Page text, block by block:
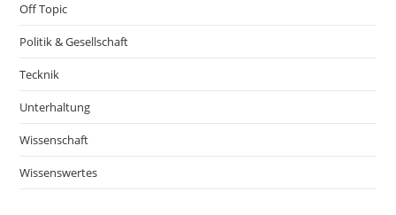
Off Topic
Politik & Gesellschaft
Tecknik
Unterhaltung
Wissenschaft
Wissenswertes